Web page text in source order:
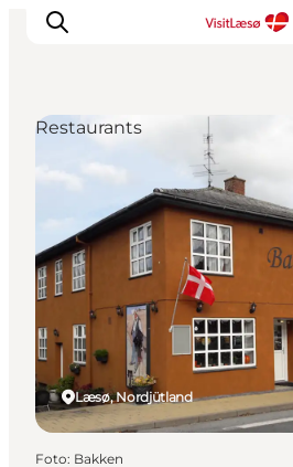
Læsø, Nordjütland
Restaurants
Foto: Bakken